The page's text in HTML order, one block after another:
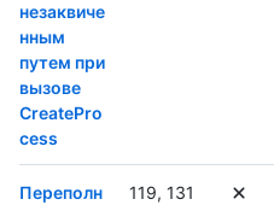
незаквиче
нным
путем при
вызове
CreatePro
cess
Переполн
119, 131